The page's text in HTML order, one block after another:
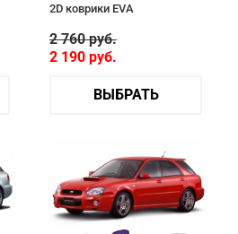
2D коврики EVA
2 760руб.
2 190 руб.
ВЫБРАТЬ